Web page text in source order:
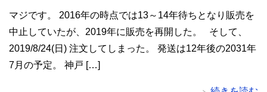
マジです。 2016年の時点では13～14年待ちとなり販売を
中止していたが、2019年に販売を再開した。 そして、
2019/8/24(日) 注文してしまった。 発送は12年後の2031年
7月の予定。 神戸 […]